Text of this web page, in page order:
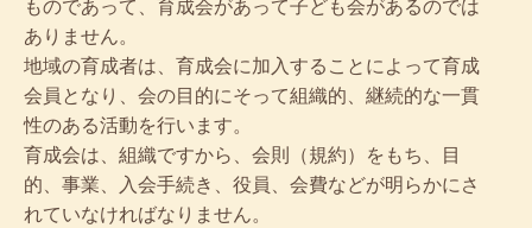
ありません。
地域の育成者は、育成会に加入することによって育成
会員となり、会の目的にそって組織的、継続的な一貫
性のある活動を行います。
育成会は、組織ですから、会則（規約）をもち、目
的、事業、入会手続き、役員、会費などが明らかにさ
れていなければなりません。